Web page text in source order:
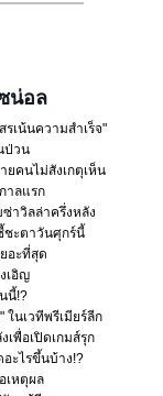
น่อล
รเน้นความสำเร็จ"
ป่วน
คนไม่สังเกตุเห็น
าลแรก
าวิลล่าครึ่งหลัง
ชะตาวันศุกร์นี้
อะที่สุด
เอิญ
นี้!?
ในเวทีพรีเมียร์ลีก
เพื่อเปิดเกมส์รุก
อะไรขึ้นบ้าง!?
เหตุผล